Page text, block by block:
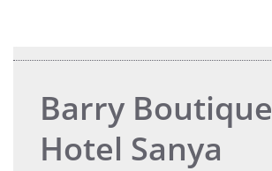
Barry Boutique
Hotel Sanya